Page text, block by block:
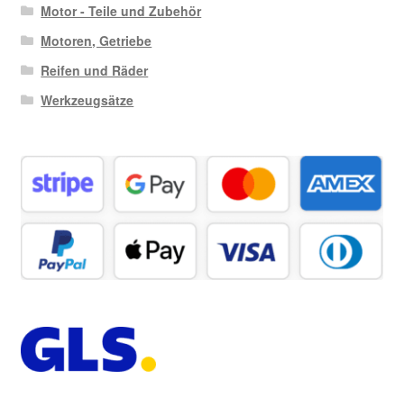
Motor - Teile und Zubehör
Motoren, Getriebe
Reifen und Räder
Werkzeugsätze